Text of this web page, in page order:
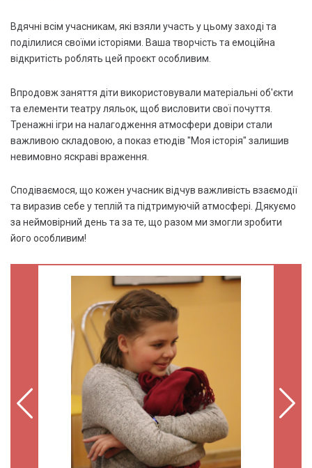
Вдячні всім учасникам, які взяли участь у цьому заході та
поділилися своїми історіями. Ваша творчість та емоційна
відкритість роблять цей проєкт особливим.
Впродовж заняття діти використовували матеріальні об'єкти
та елементи театру ляльок, щоб висловити свої почуття.
Тренажні ігри на налагодження атмосфери довіри стали
важливою складовою, а показ етюдів "Моя історія" залишив
невимовно яскраві враження.
Сподіваємося, що кожен учасник відчув важливість взаємодії
та виразив себе у теплій та підтримуючій атмосфері. Дякуємо
за неймовірний день та за те, що разом ми змогли зробити
його особливим!